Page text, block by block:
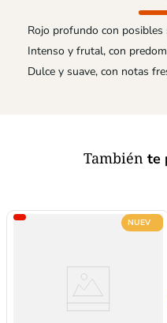
Rojo profundo con
Intenso y frutal, con
Dulce y suave, con notas
También te
NUEVO